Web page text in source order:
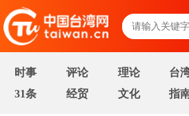
时事 评论 理论 台
31条
经贸 文化 指